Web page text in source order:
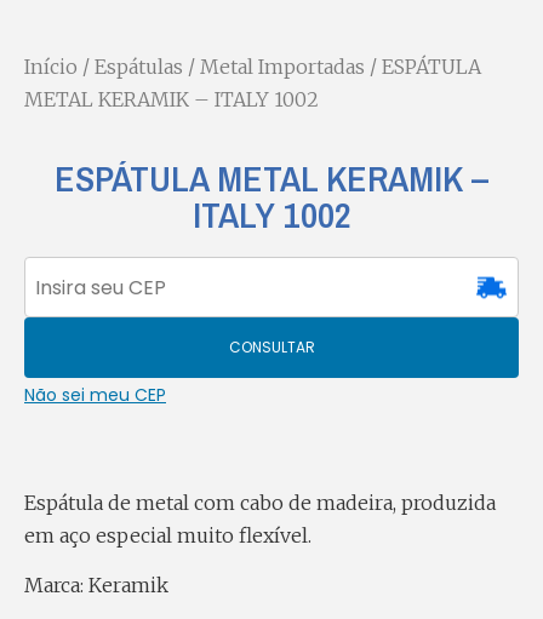
Início / Espátulas / Metal Importadas / ESPÁTULA
METAL KERAMIK – ITALY 1002
ESPÁTULA METAL KERAMIK –
ITALY 1002
CONSULTAR
Não sei meu CEP
Espátula de metal com cabo de madeira, produzida
em aço especial muito flexível.
Marca: Keramik